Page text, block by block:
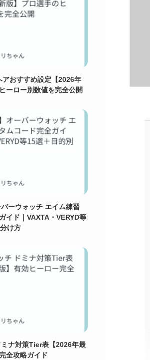
おすすめ設定【2026年
ーロー別数値を完全公開
バーウォッチ エイム練習
イド｜VAXTA・VERYD等
け方
ナ対策Tier表【2026年最
全攻略ガイド